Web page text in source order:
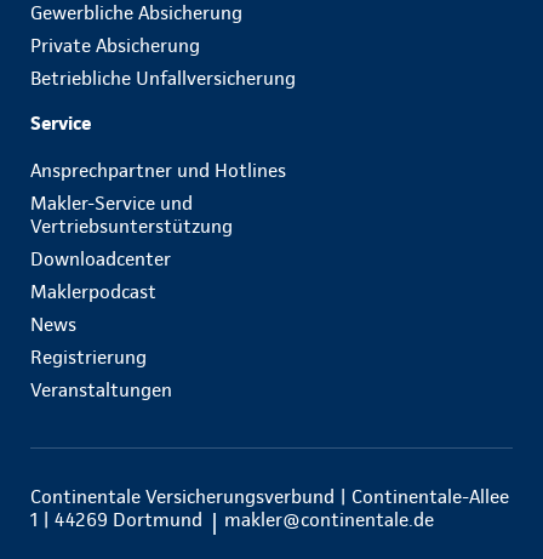
Gewerbliche Absicherung
Private Absicherung
Betriebliche Unfallversicherung
Service
Ansprechpartner und Hotlines
Makler-Service und
Vertriebsunterstützung
Downloadcenter
Maklerpodcast
News
Registrierung
Veranstaltungen
Continentale Versicherungsverbund | Continentale-Allee
1 | 44269 Dortmund
makler@continentale.de